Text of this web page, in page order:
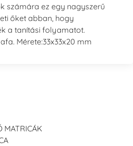
számára ez egy nagyszerű
őket abban, hogy
a tanítási folyamatot.
Mérete:33x33x20 mm
MATRICÁK